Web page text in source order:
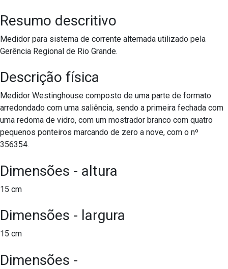
Resumo descritivo
Medidor para sistema de corrente alternada utilizado pela
Gerência Regional de Rio Grande.
Descrição física
Medidor Westinghouse composto de uma parte de formato
arredondado com uma saliência, sendo a primeira fechada com
uma redoma de vidro, com um mostrador branco com quatro
pequenos ponteiros marcando de zero a nove, com o nº
356354.
Dimensões - altura
15 cm
Dimensões - largura
15 cm
Dimensões -